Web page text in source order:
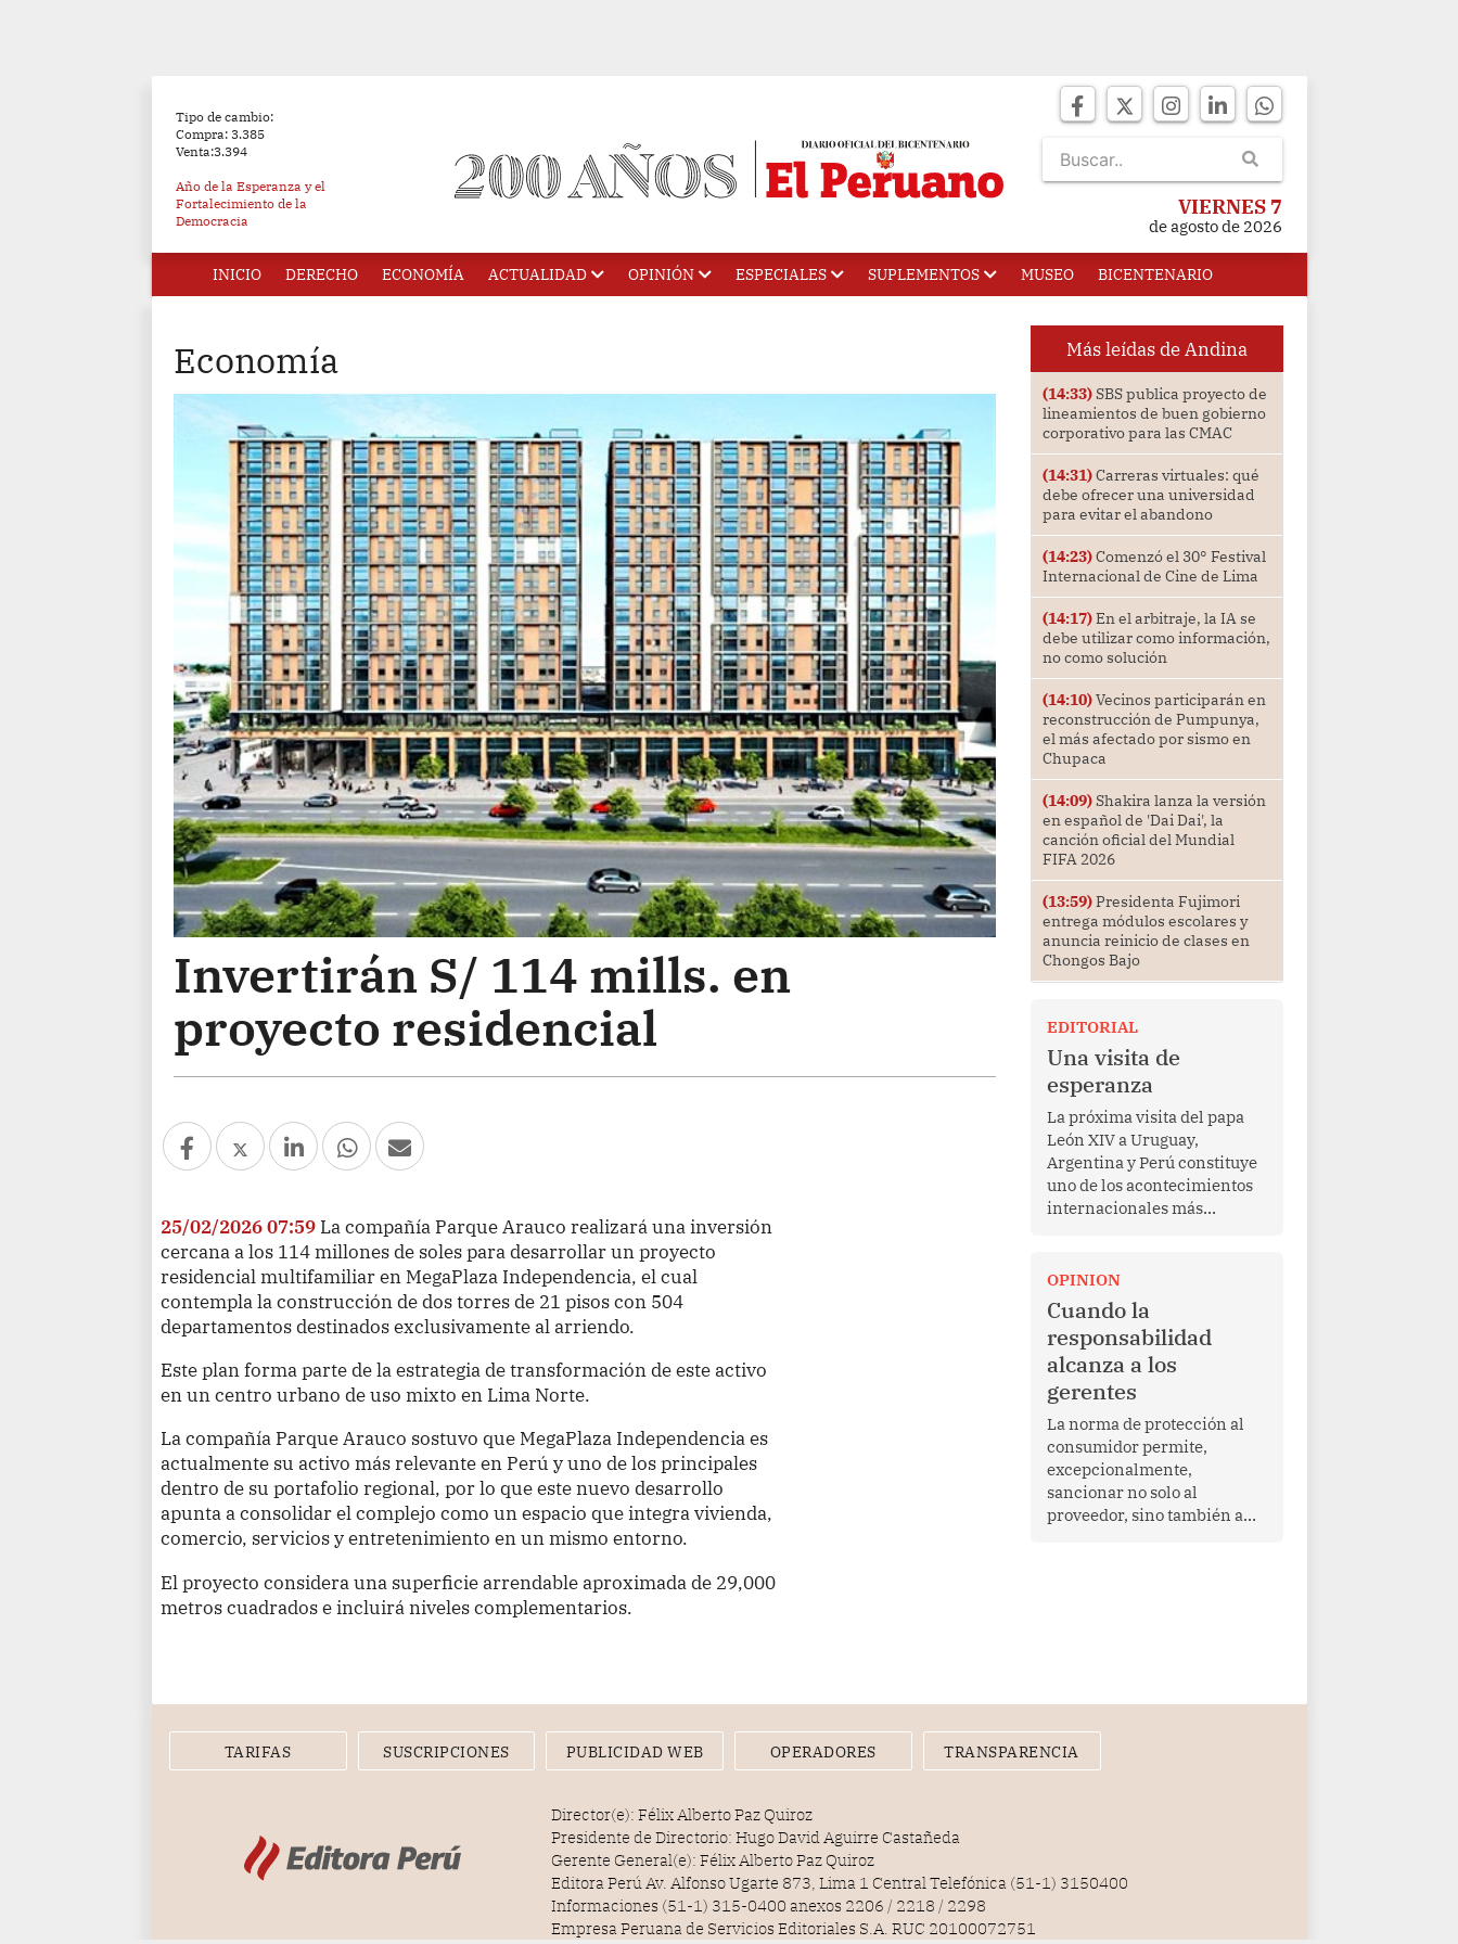
Tipo de cambio:
Compra: 3.385
Venta:3.394
Año de la Esperanza y el
Fortalecimiento de la
Democracia
VIERNES 7
de agosto de 2026
INICIO DERECHO ECONOMÍA ACTUALIDAD OPINIÓN ESPECIALES SUPLEMENTOS MUSEO BICENTENARIO
Economía
Invertirán S/ 114 mills. en
proyecto residencial
25/02/2026 07:59 La compañía Parque Arauco realizará una inversión
cercana a los 114 millones de soles para desarrollar un proyecto
residencial multifamiliar en MegaPlaza Independencia, el cual
contempla la construcción de dos torres de 21 pisos con 504
departamentos destinados exclusivamente al arriendo.
Este plan forma parte de la estrategia de transformación de este activo
en un centro urbano de uso mixto en Lima Norte.
La compañía Parque Arauco sostuvo que MegaPlaza Independencia es
actualmente su activo más relevante en Perú y uno de los principales
dentro de su portafolio regional, por lo que este nuevo desarrollo
apunta a consolidar el complejo como un espacio que integra vivienda,
comercio, servicios y entretenimiento en un mismo entorno.
El proyecto considera una superficie arrendable aproximada de 29,000
metros cuadrados e incluirá niveles complementarios.
Más leídas de Andina
(14:33)SBS publica proyecto de
lineamientos de buen gobierno
corporativo para las CMAC
(14:31)Carreras virtuales: qué
debe ofrecer una universidad
para evitar el abandono
(14:23)Comenzó el 30° Festival
Internacional de Cine de Lima
(14:17)En el arbitraje, la IA se
debe utilizar como información,
no como solución
(14:10)Vecinos participarán en
reconstrucción de Pumpunya,
el más afectado por sismo en
Chupaca
(14:09)Shakira lanza la versión
en español de 'Dai Dai', la
canción oficial del Mundial
FIFA 2026
(13:59)Presidenta Fujimori
entrega módulos escolares y
anuncia reinicio de clases en
Chongos Bajo
EDITORIAL
Una visita de
esperanza
La próxima visita del papa
León XIV a Uruguay,
Argentina y Perú constituye
uno de los acontecimientos
internacionales más
Más allá de su dimensión
religiosa, esta gira
representa una oportunidad
para reafirmar el valor del
diálogo, fortalecer los
vínculos entre los pueblos y
proyectar una imagen de
cooperación en una región
que enfrenta desafíos en
materia de desarrollo,
cohesión social y
gobernabilidad.
OPINION
Cuando la
responsabilidad
alcanza a los
gerentes
La norma de protección al
consumidor permite,
excepcionalmente,
sancionar no solo al
proveedor, sino también a
reciente, Indecopi sancionó
al gerente de un proveedor
Messi, cuya presencia fue
TARIFAS SUSCRIPCIONES PUBLICIDAD WEB OPERADORES TRANSPARENCIA
Director(e): Félix Alberto Paz Quiroz
Presidente de Directorio: Hugo David Aguirre Castañeda
Gerente General(e): Félix Alberto Paz Quiroz
Editora Perú Av. Alfonso Ugarte 873, Lima 1 Central Telefónica (51-1) 3150400
Informaciones (51-1) 315-0400 anexos 2206 / 2218 / 2298
Empresa Peruana de Servicios Editoriales S.A. RUC 20100072751